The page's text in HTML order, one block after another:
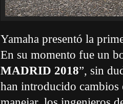
Yamaha presentó la
En su momento fue un
MADRID 2018”, sin
han introducido cambios